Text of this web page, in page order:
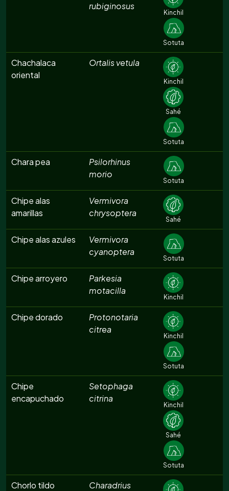
rubiginosus
Kinchil
Sotuta
Chachalaca
oriental
Ortalis vetula
Kinchil
Sahé
Sotuta
Chara pea
Psilorhinus
morio
Sotuta
Chipe alas
amarillas
Vermivora
chrysoptera
Sahé
Chipe alas azules
Vermivora
cyanoptera
Sotuta
Chipe arroyero
Parkesia
motacilla
Kinchil
Chipe dorado
Protonotaria
citrea
Kinchil
Sotuta
Chipe
encapuchado
Setophaga
citrina
Kinchil
Sahé
Sotuta
Chorlo tildo
Charadrius